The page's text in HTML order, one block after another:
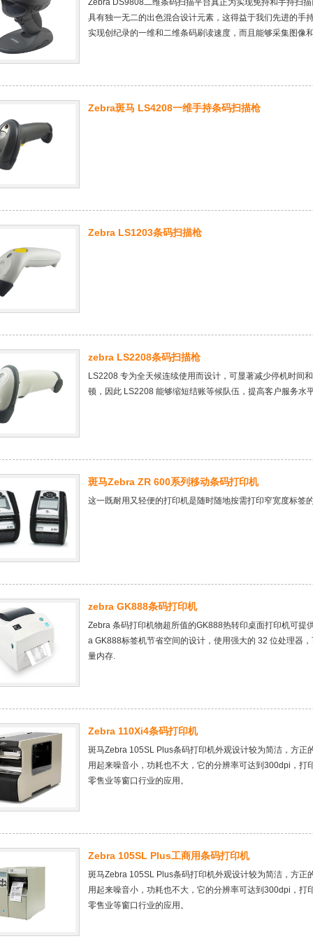
Zebra DS9808二维条码扫描平台真正为实现免持和手持扫
具有独一无二的出色混合设计元素，这得益于我们先进的
实现创纪录的一维和二维条码刷读速度，而且能够采集图像
Zebra斑马 LS4208一维手持条码扫描枪
Zebra LS1203条码扫描枪
zebra LS2208条码扫描枪
LS2208 专为全天候连续使用而设计，可显著减少停机时间
顿，因此 LS2208 能够缩短结账等候队伍，提高客户服务水
斑马Zebra ZR 600系列移动条码打印机
zebra GK888条码打印机
Zebra 条码打印机物超所值的GK888热转印桌面打印机可
a GK888标签机节省空间的设计，使用强大的 32 位处理器
量内存.
Zebra 110Xi4条码打印机
斑马Zebra 105SL Plus条码打印机外观设计较为简洁，方
用起来噪音小，功耗也不大，它的分辨率可达到300dpi，
零售业等窗口行业的应用。
Zebra 105SL Plus工商用条码打印机
斑马Zebra 105SL Plus条码打印机外观设计较为简洁，方
用起来噪音小，功耗也不大，它的分辨率可达到300dpi，
零售业等窗口行业的应用。